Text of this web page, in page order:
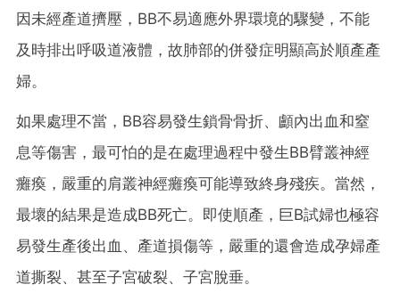
因未經產道擠壓，BB不易適應外界環境的驟變，不能
及時排出呼吸道液體，故肺部的併發症明顯高於順產產
婦。
如果處理不當，BB容易發生鎖骨骨折、顱內出血和窒
息等傷害，最可怕的是在處理過程中發生BB臂叢神經
癱瘓，嚴重的肩叢神經癱瘓可能導致終身殘疾。 當然，
最壞的結果是造成BB死亡。即使順產，巨B試婦也極容
易發生產後出血、產道損傷等，嚴重的還會造成孕婦產
道撕裂、甚至子宮破裂、子宮脫垂。